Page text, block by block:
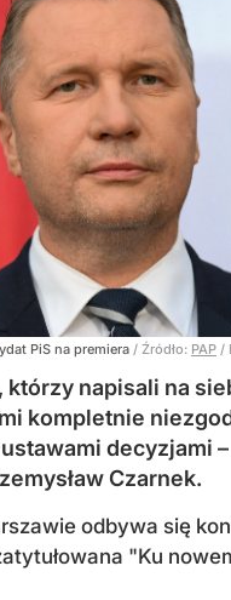
PiS na premiera / Źródło: PAP /
którzy napisali na
kompletnie
decyzjami –
Czarnek.
odbywa się
"Ku